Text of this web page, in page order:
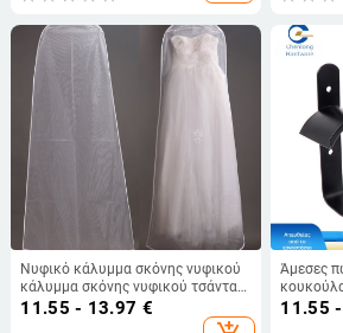
Νυφικό κάλυμμα σκόνης νυφικού
κάλυμμα σκόνης νυφικού τσάντα
επίδειξης νυφικού αδιάβροχο
11.55 - 13.97 €
Άμεσες
11.55